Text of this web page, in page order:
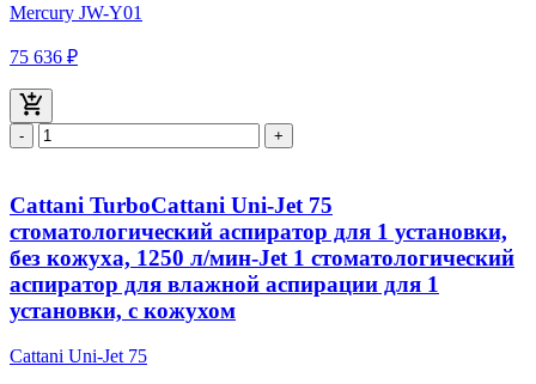
Mercury JW-Y01
75 636 ₽
- +
Cattani TurboCattani Uni-Jet 75
стоматологический аспиратор для 1 установки,
без кожуха, 1250 л/мин-Jet 1 стоматологический
аспиратор для влажной аспирации для 1
установки, с кожухом
Cattani Uni-Jet 75